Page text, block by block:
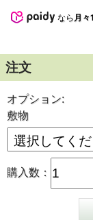
なら 月
注文
オプション:
敷物
購入数：